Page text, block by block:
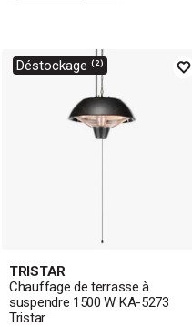
Déstockage ⁽²⁾
TRISTAR
Chauffage de terrasse à
suspendre 1500 W KA-5273
Tristar